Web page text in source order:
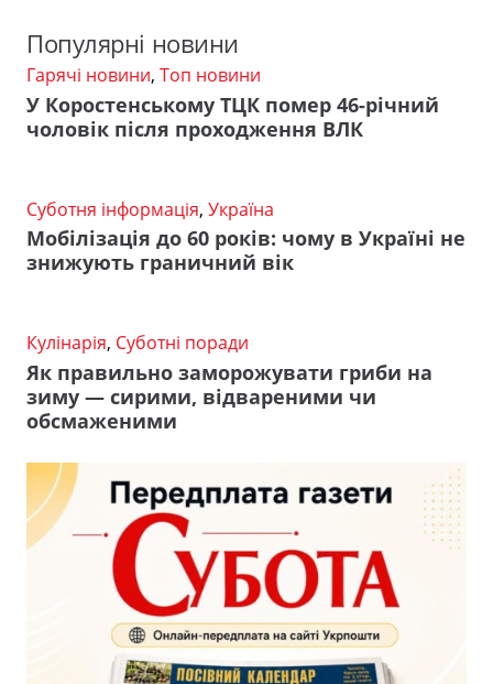
Популярні новини
Гарячі новини, Топ новини
У Коростенському ТЦК помер 46-річний
чоловік після проходження ВЛК
Суботня інформація, Україна
Мобілізація до 60 років: чому в Україні не
знижують граничний вік
Кулінарія, Суботні поради
Як правильно заморожувати гриби на
зиму — сирими, відвареними чи
обсмаженими